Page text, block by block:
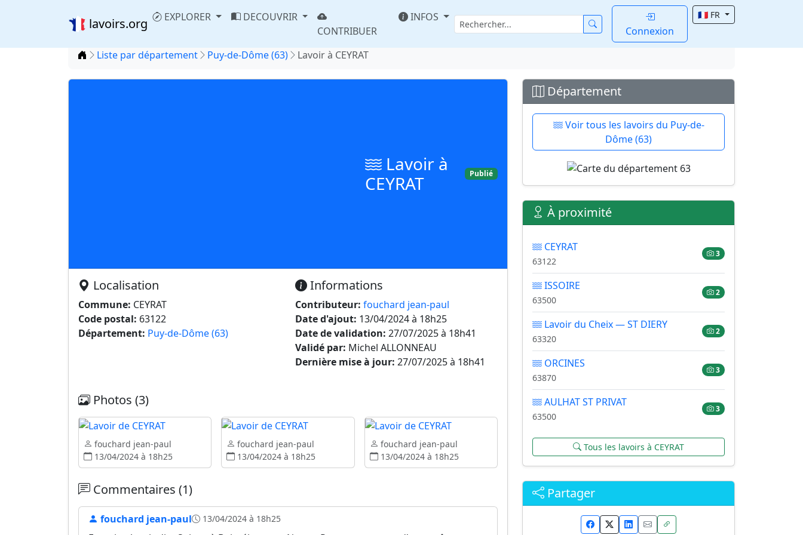
lavoirs.org EXPLORER
DECOUVRIR
CONTRIBUER
INFOS
Connexion
🇫🇷 FR
Accueil
Liste par département Puy-de-Dôme (63) Lavoir à CEYRAT
Lavoir à
CEYRAT
Publié
Localisation
Commune: CEYRAT
Code postal: 63122
Département: Puy-de-Dôme (63)
Informations
Contributeur: fouchard jean-paul
Date d'ajout: 13/04/2024 à 18h25
Date de validation: 27/07/2025 à 18h41
Validé par: Michel ALLONNEAU
Dernière mise à jour: 27/07/2025 à 18h41
Photos (3)
fouchard jean-paul
13/04/2024 à 18h25
fouchard jean-paul
13/04/2024 à 18h25
fouchard jean-paul
13/04/2024 à 18h25
Commentaires (1)
fouchard jean-paul 13/04/2024 à 18h25
Département
Voir tous les lavoirs du Puy-de-
Dôme (63)
À proximité
CEYRAT
63122
3
ISSOIRE
63500
2
Lavoir du Cheix — ST DIERY
63320
2
ORCINES
63870
3
AULHAT ST PRIVAT
63500
3
Tous les lavoirs à CEYRAT
Partager